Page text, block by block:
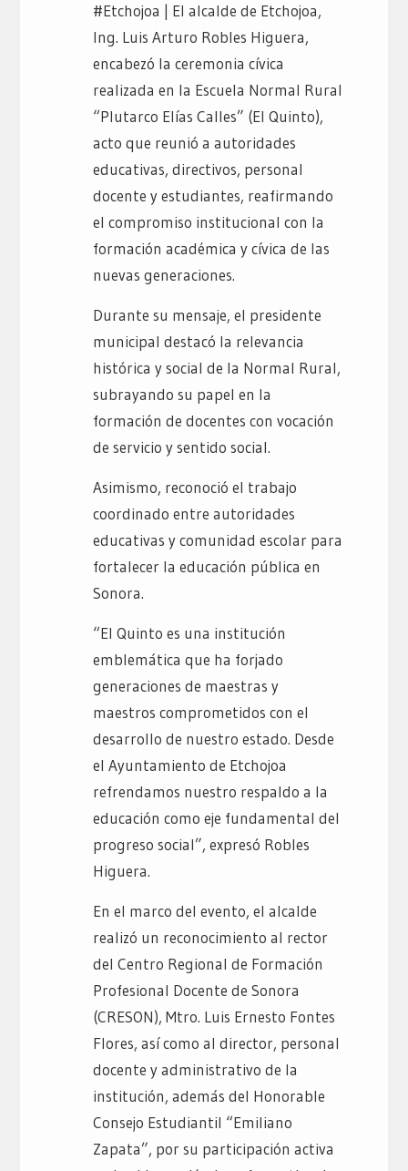
#Etchojoa | El alcalde de Etchojoa,
Ing. Luis Arturo Robles Higuera,
encabezó la ceremonia cívica
realizada en la Escuela Normal Rural
“Plutarco Elías Calles” (El Quinto),
acto que reunió a autoridades
educativas, directivos, personal
docente y estudiantes, reafirmando
el compromiso institucional con la
formación académica y cívica de las
nuevas generaciones.
Durante su mensaje, el presidente
municipal destacó la relevancia
histórica y social de la Normal Rural,
subrayando su papel en la
formación de docentes con vocación
de servicio y sentido social.
Asimismo, reconoció el trabajo
coordinado entre autoridades
educativas y comunidad escolar para
fortalecer la educación pública en
Sonora.
“El Quinto es una institución
emblemática que ha forjado
generaciones de maestras y
maestros comprometidos con el
desarrollo de nuestro estado. Desde
el Ayuntamiento de Etchojoa
refrendamos nuestro respaldo a la
educación como eje fundamental del
progreso social”, expresó Robles
Higuera.
En el marco del evento, el alcalde
realizó un reconocimiento al rector
del Centro Regional de Formación
Profesional Docente de Sonora
(CRESON), Mtro. Luis Ernesto Fontes
Flores, así como al director, personal
docente y administrativo de la
institución, además del Honorable
Consejo Estudiantil “Emiliano
Zapata”, por su participación activa